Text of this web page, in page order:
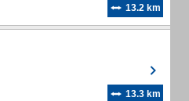
13.2 km
13.3 km